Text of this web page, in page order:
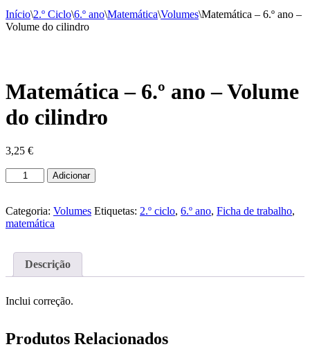
Início\2.º Ciclo\6.º ano\Matemática\Volumes\Matemática – 6.º ano –
Volume do cilindro
Matemática – 6.º ano – Volume
do cilindro
3,25 €
Quantidade
de
-
6.º
Volume
do
Adicionar
Categoria: Volumes Etiquetas: 2.º ciclo, 6.º ano, Ficha de trabalho,
matemática
Descrição
Inclui correção.
Produtos Relacionados